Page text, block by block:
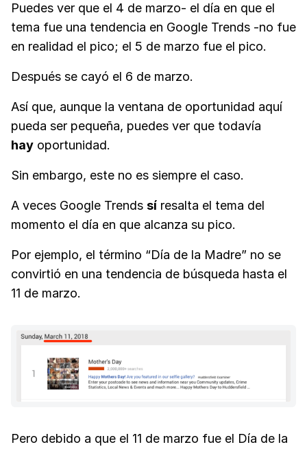
Puedes ver que el 4 de marzo- el día en que el
tema fue una tendencia en Google Trends -no fue
en realidad el pico; el 5 de marzo fue el pico.
Después se cayó el 6 de marzo.
Así que, aunque la ventana de oportunidad aquí
pueda ser pequeña, puedes ver que todavía
hay oportunidad.
Sin embargo, este no es siempre el caso.
A veces Google Trends sí resalta el tema del
momento el día en que alcanza su pico.
Por ejemplo, el término “Día de la Madre” no se
convirtió en una tendencia de búsqueda hasta el
11 de marzo.
Pero debido a que el 11 de marzo fue el Día de la